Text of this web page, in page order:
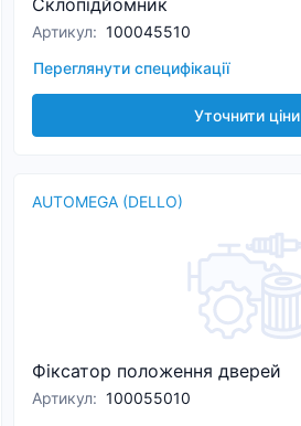
Склопідйомник
Артикул: 100045510
Переглянути специфікації
Уточнити ціни
AUTOMEGA (DELLO)
Фіксатор положення дверей
Артикул: 100055010